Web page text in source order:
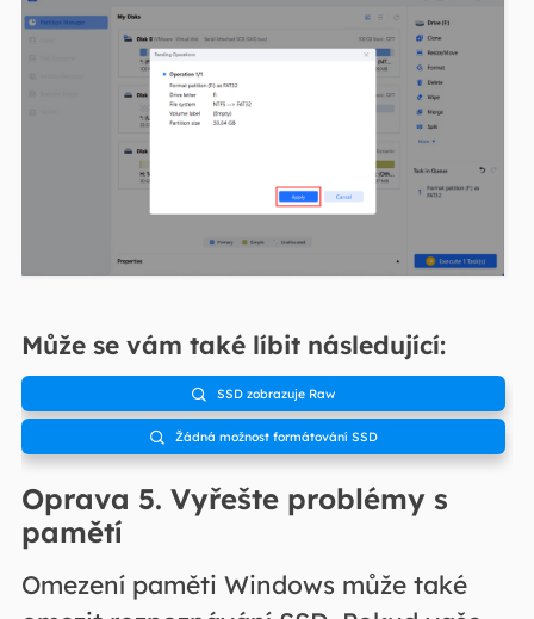
Může se vám také líbit následující:
 SSD zobrazuje Raw
 Žádná možnost formátování SSD
Oprava 5. Vyřešte problémy s
pamětí
Omezení paměti Windows může také